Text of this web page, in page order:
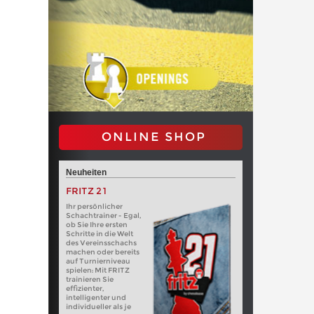
ONLINE SHOP
Neuheiten
FRITZ 21
Ihr persönlicher
Schachtrainer - Egal,
ob Sie Ihre ersten
Schritte in die Welt
des Vereinsschachs
machen oder bereits
auf Turnierniveau
spielen: Mit FRITZ
trainieren Sie
effizienter,
intelligenter und
individueller als je